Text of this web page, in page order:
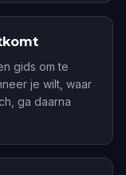
gids om te
je wilt, waar
ga daarna